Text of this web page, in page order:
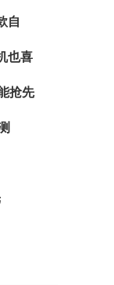
自
也喜
抢先